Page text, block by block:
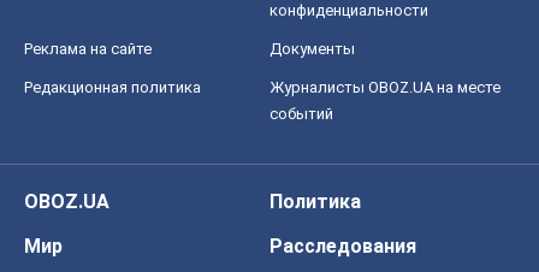
конфиденциальности
Реклама на сайте Документы
Редакционная политика
Журналисты OBOZ.UA на месте
событий
OBOZ.UA
Политика
Мир
Расследования